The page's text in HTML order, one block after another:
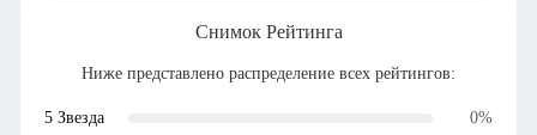
Снимок Рейтинга
Ниже представлено распределение всех рейтингов:
5 Звезда
0%